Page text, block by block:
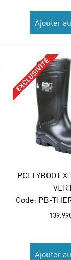
Ajouter
POLLYBOOT
Code: PB-
139.99
Ajouter